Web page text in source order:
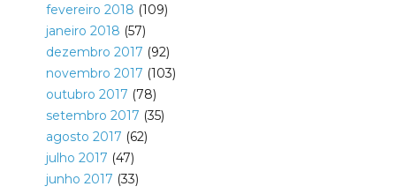
fevereiro 2018 (109)
janeiro 2018 (57)
dezembro 2017 (92)
novembro 2017 (103)
outubro 2017 (78)
setembro 2017 (35)
agosto 2017 (62)
julho 2017 (47)
junho 2017 (33)